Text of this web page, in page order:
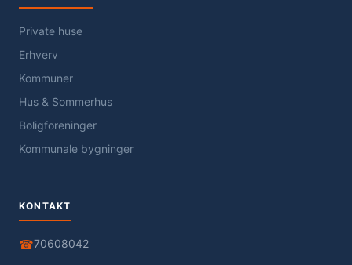
Private huse
Erhverv
Kommuner
Hus & Sommerhus
Boligforeninger
Kommunale bygninger
KONTAKT
☎70608042